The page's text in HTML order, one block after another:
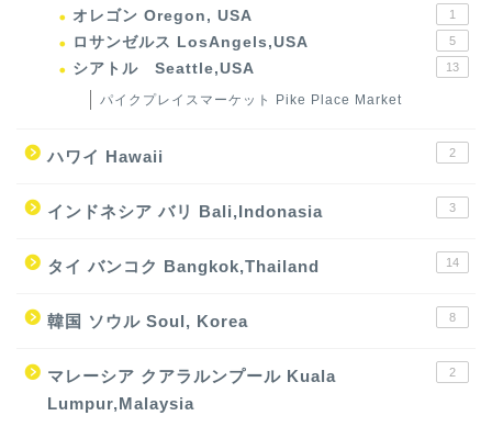
オレゴン Oregon, USA 1
ロサンゼルス LosAngels,USA 5
シアトル Seattle,USA 13
パイクプレイスマーケット Pike Place Market
ハワイ Hawaii 2
インドネシア バリ Bali,Indonasia 3
タイ バンコク Bangkok,Thailand 14
韓国 ソウル Soul, Korea 8
マレーシア クアラルンプール Kuala
Lumpur,Malaysia
2